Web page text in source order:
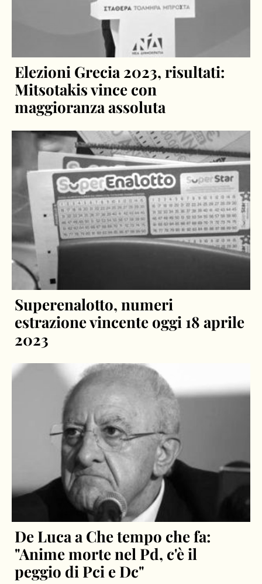
Elezioni Grecia 2023, risultati:
Mitsotakis vince con
maggioranza assoluta
Superenalotto, numeri
estrazione vincente oggi 18 aprile
2023
De Luca a Che tempo che fa:
"Anime morte nel Pd, c'è il
peggio di Pci e Dc"